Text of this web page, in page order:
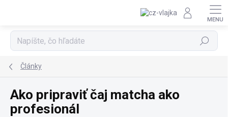
Hľadať
Články
Ako pripraviť čaj matcha ako
profesionál